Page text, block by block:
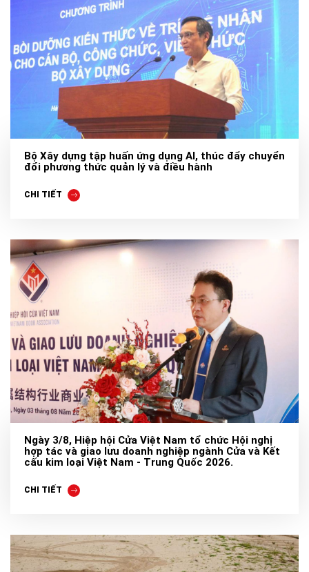
Bộ Xây dựng tập huấn ứng dụng AI, thúc đẩy chuyển
đổi phương thức quản lý và điều hành
CHI TIẾT
Ngày 3/8, Hiệp hội Cửa Việt Nam tổ chức Hội nghị
hợp tác và giao lưu doanh nghiệp ngành Cửa và Kết
cấu kim loại Việt Nam - Trung Quốc 2026.
CHI TIẾT